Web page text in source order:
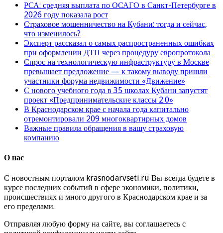
РСА: средняя выплата по ОСАГО в Санкт-Петербурге в
2026 году показала рост
Страховое мошенничество на Кубани: тогда и сейчас,
что изменилось?
Эксперт рассказал о самых распространенных ошибках
при оформлении ДТП через процедуру европротокола
Спрос на технологическую инфраструктуру в Москве
превышает предложение — к такому выводу пришли
участники форума недвижимости «Движение»
С нового учебного года в 35 школах Кубани запустят
проект «Предпринимательские классы 2.0»
В Краснодарском крае с начала года капитально
отремонтировали 209 многоквартирных домов
Важные правила обращения в вашу страховую
компанию
О нас
С новостным порталом krasnodarvseti.ru Вы всегда будете в
курсе последних событий в сфере экономики, политики,
происшествиях и много другого в Краснодарском крае и за
его пределами.
Отправляя любую форму на сайте, вы соглашаетесь с